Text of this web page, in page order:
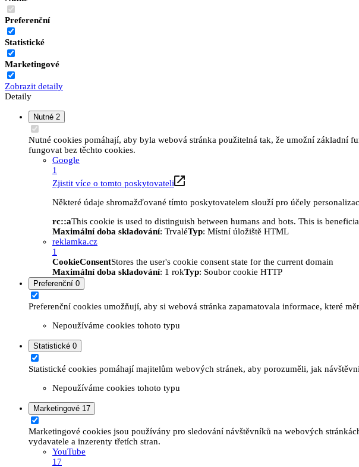
Preferenční
Statistické
Marketingové
Zobrazit detaily
Detaily
Nutné 2
Nutné cookies pomáhají, aby byla webová stránka použitelná tak, že umožní základní
fungovat bez těchto cookies.
Google
1
Zjistit více o tomto poskytovateli
Některé údaje shromažďované tímto poskytovatelem slouží pro účely
rc::aThis cookie is used to distinguish between humans and bots. This is
Maximální doba skladování: TrvaléTyp: Místní úložiště HTML
reklamka.cz
1
CookieConsentStores the user's cookie consent state for the current domain
Maximální doba skladování: 1 rokTyp: Soubor cookie HTTP
Preferenční 0
Preferenční cookies umožňují, aby si webová stránka zapamatovala informace, které
Nepoužíváme cookies tohoto typu
Statistické 0
Statistické cookies pomáhají majitelům webových stránek, aby porozuměli, jak
Nepoužíváme cookies tohoto typu
Marketingové 17
Marketingové cookies jsou používány pro sledování návštěvníků na webových
vydavatele a inzerenty třetích stran.
YouTube
17